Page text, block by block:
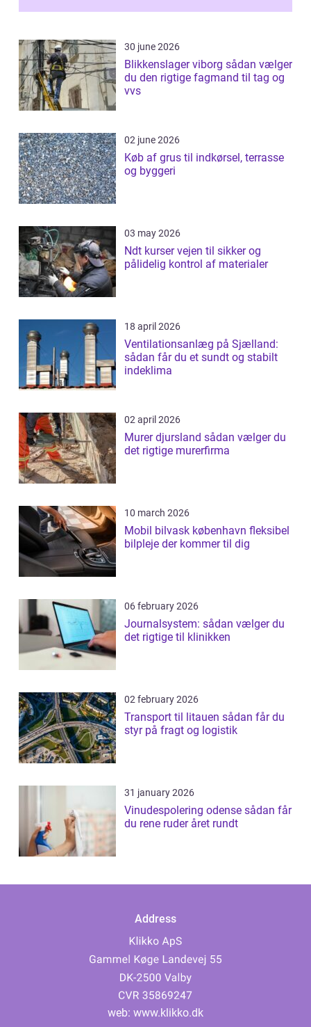
30 june 2026
Blikkenslager viborg sådan vælger
du den rigtige fagmand til tag og
vvs
02 june 2026
Køb af grus til indkørsel, terrasse
og byggeri
03 may 2026
Ndt kurser vejen til sikker og
pålidelig kontrol af materialer
18 april 2026
Ventilationsanlæg på Sjælland:
sådan får du et sundt og stabilt
indeklima
02 april 2026
Murer djursland sådan vælger du
det rigtige murerfirma
10 march 2026
Mobil bilvask københavn fleksibel
bilpleje der kommer til dig
06 february 2026
Journalsystem: sådan vælger du
det rigtige til klinikken
02 february 2026
Transport til litauen sådan får du
styr på fragt og logistik
31 january 2026
Vinudespolering odense sådan får
du rene ruder året rundt
Address
web: www.klikko.dk